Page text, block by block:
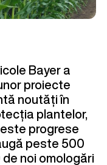
Bayer a
proiecte
noutăți în
plantelor,
progrese
peste 500
noi omologări